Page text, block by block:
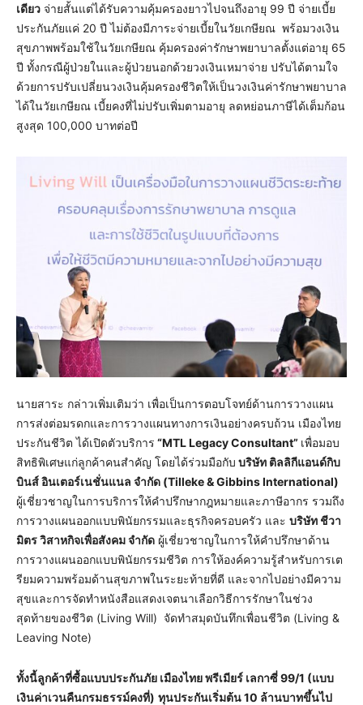
เดียว จ่ายสั้นแต่ได้รับความคุ้มครองยาวไปจนถึงอายุ 99 ปี จ่ายเบี้ย
ประกันภัยแค่ 20 ปี ไม่ต้องมีภาระจ่ายเบี้ยในวัยเกษียณ พร้อมวงเงิน
สุขภาพพร้อมใช้ในวัยเกษียณ คุ้มครองค่ารักษาพยาบาลตั้งแต่อายุ 65
ปี ทั้งกรณีผู้ป่วยในและผู้ป่วยนอกด้วยวงเงินเหมาจ่าย ปรับได้ตามใจ
ด้วยการปรับเปลี่ยนวงเงินคุ้มครองชีวิตให้เป็นวงเงินค่ารักษาพยาบาล
ได้ในวัยเกษียณ เบี้ยคงที่ไม่ปรับเพิ่มตามอายุ ลดหย่อนภาษีได้เต็มก้อน
สูงสุด 100,000 บาทต่อปี
นายสาระ กล่าวเพิ่มเติมว่า เพื่อเป็นการตอบโจทย์ด้านการวางแผน
การส่งต่อมรดกและการวางแผนทางการเงินอย่างครบถ้วน เมืองไทย
ประกันชีวิต ได้เปิดตัวบริการ “MTL Legacy Consultant” เพื่อมอบ
สิทธิพิเศษแก่ลูกค้าคนสำคัญ โดยได้ร่วมมือกับ บริษัท ติลลิกีแอนด์กิบ
บินส์ อินเตอร์เนชั่นแนล จำกัด (Tilleke & Gibbins International)
ผู้เชี่ยวชาญในการบริการให้คำปรึกษากฎหมายและภาษีอากร รวมถึง
การวางแผนออกแบบพินัยกรรมและธุรกิจครอบครัว และ บริษัท ชีวา
มิตร วิสาหกิจเพื่อสังคม จำกัด ผู้เชี่ยวชาญในการให้คำปรึกษาด้าน
การวางแผนออกแบบพินัยกรรมชีวิต การให้องค์ความรู้สำหรับการเต
รียมความพร้อมด้านสุขภาพในระยะท้ายที่ดี และจากไปอย่างมีความ
สุขและการจัดทำหนังสือแสดงเจตนาเลือกวิธีการรักษาในช่วง
สุดท้ายของชีวิต (Living Will) จัดทำสมุดบันทึกเพื่อนชีวิต (Living &
Leaving Note)
ทั้งนี้ลูกค้าที่ซื้อแบบประกันภัย เมืองไทย พรีเมียร์ เลกาซี่99/1 (แบบ
เงินค่าเวนคืนกรมธรรม์คงที่) ทุนประกันเริ่มต้น10 ล้านบาทขึ้นไป